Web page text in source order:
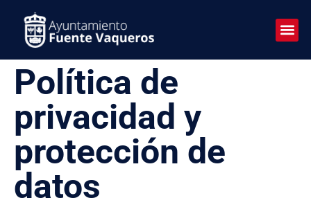
Política de
privacidad y
protección de
datos